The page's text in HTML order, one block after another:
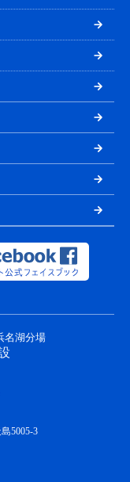
名湖分場
5005-3